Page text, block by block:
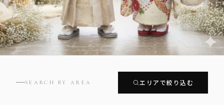
SEARCH BY AREA エリアで絞り込む